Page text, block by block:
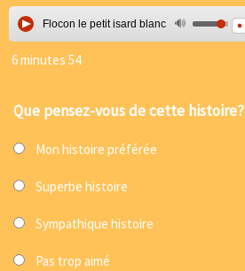
Flocon le petit isard blanc
6 minutes 54
Que pensez-vous de cette histoire?
Mon histoire préférée
Superbe histoire
Sympathique histoire
Pas trop aimé